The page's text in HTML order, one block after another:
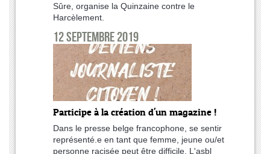
Sûre, organise la Quinzaine contre le
Harcèlement.
12 septembre 2019
Participe à la création d'un magazine !
Dans le presse belge francophone, se sentir
représenté.e en tant que femme, jeune ou/et
personne racisée peut être difficile. L'asbl